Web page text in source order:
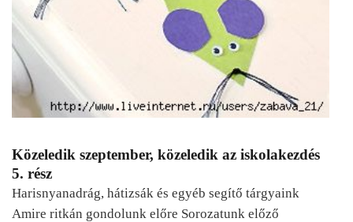
Közeledik szeptember, közeledik az iskolakezdés
5. rész
Harisnyanadrág, hátizsák és egyéb segítő tárgyaink
Amire ritkán gondolunk előre Sorozatunk előző